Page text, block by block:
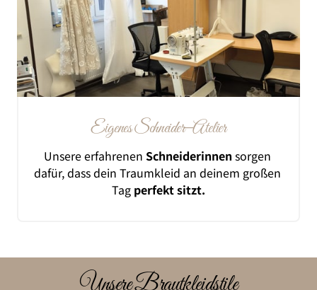
Eigenes Schneider‒Atelier
Unsere erfahrenen Schneiderinnen
dafür, dass dein Traumkleid an deinem
Tag perfekt sitzt.